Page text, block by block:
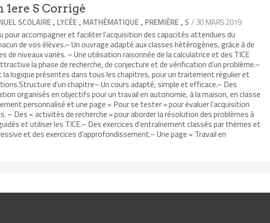
1ere S Corrigé
SCOLAIRE , LYCÉE , MATHÉMATIQUE , PREMIÈRE , S / 30 MARS 2019
pour accompagner et faciliter l’acquisition des capacités attendues du
de vos élèves.– Un ouvrage adapté aux classes hétérogènes, grâce à de
de niveaux variés. – Une utilisation raisonnée de la calculatrice et des TICE
la phase de recherche, de conjecture et de vérification d’un problème.–
la logique présentes dans tous les chapitres, pour un traitement régulier et
d’un chapitre– Un cours adapté, simple et efficace.– Des
organisés en objectifs pour un travail en autonomie, à la maison, en classe
personnalisé et une page « Pour se tester » pour évaluer l’acquisition
– Des « activités de recherche » pour aborder la résolution des problèmes à
et utiliser les TICE.– Des exercices d’entraînement classés par thèmes et
et des exercices d’approfondissement.– Une page « Travail en